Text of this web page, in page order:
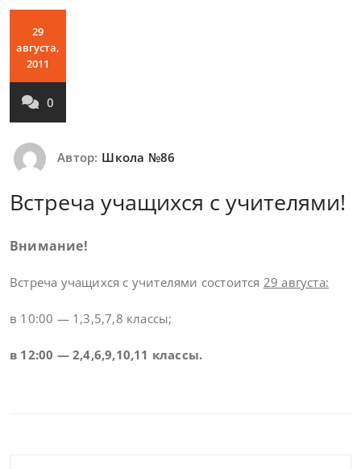
29
августа,
2011
0
Автор: Школа №86
Встреча учащихся с учителями!
Внимание!
Встреча учащихся с учителями состоится 29 августа:
в 10:00 — 1,3,5,7,8 классы;
в 12:00 — 2,4,6,9,10,11 классы.